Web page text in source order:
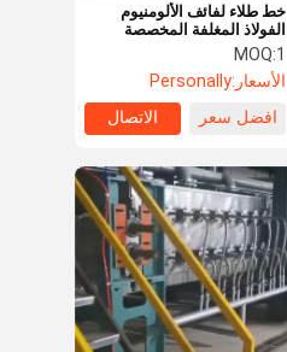
خط طلاء لفائف الألومنيوم
الفولاذ المغلفة المخصصة
المطاط البارد
MOQ:1
الأسعار:Personally
افضل سعر
الاتصال